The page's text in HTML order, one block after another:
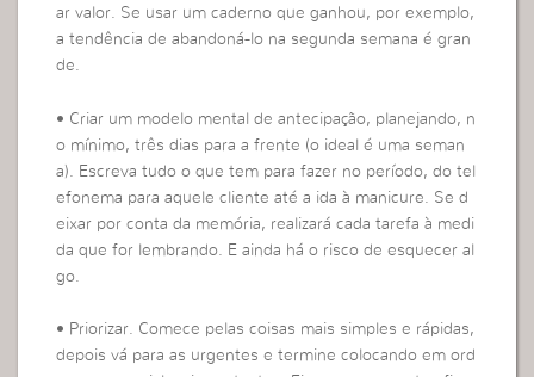
ar valor. Se usar um caderno que ganhou, por exemplo,
a tendência de abandoná-lo na segunda semana é gran
de.
• Criar um modelo mental de antecipação, planejando, n
o mínimo, três dias para a frente (o ideal é uma seman
a). Escreva tudo o que tem para fazer no período, do tel
efonema para aquele cliente até a ida à manicure. Se d
eixar por conta da memória, realizará cada tarefa à medi
da que for lembrando. E ainda há o risco de esquecer al
go.
• Priorizar. Comece pelas coisas mais simples e rápidas,
depois vá para as urgentes e termine colocando em ord